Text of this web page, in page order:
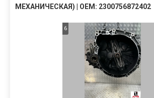
МЕХАНИЧЕСКАЯ) | OEM: 2300756872402
6